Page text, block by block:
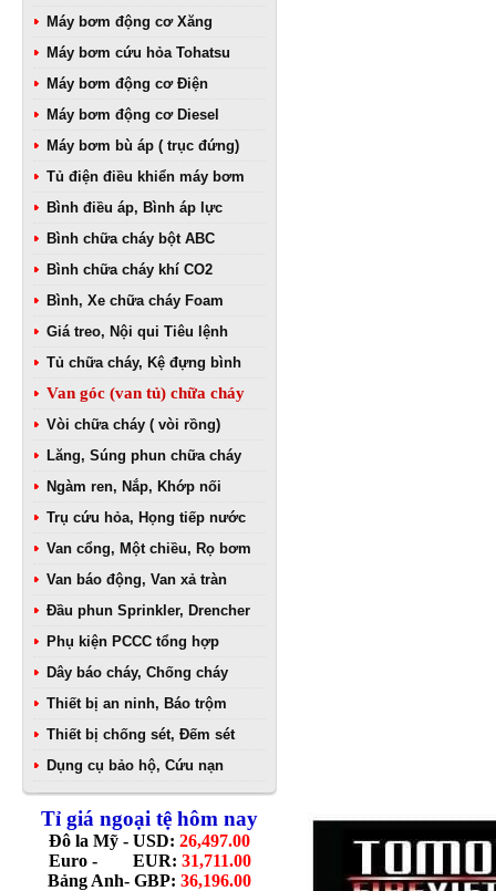
Máy bơm động cơ Xăng
Máy bơm cứu hỏa Tohatsu
Máy bơm động cơ Điện
Máy bơm động cơ Diesel
Máy bơm bù áp ( trục đứng)
Tủ điện điều khiển máy bơm
Bình điều áp, Bình áp lực
Bình chữa cháy bột ABC
Bình chữa cháy khí CO2
Bình, Xe chữa cháy Foam
Giá treo, Nội qui Tiêu lệnh
Tủ chữa cháy, Kệ đựng bình
Van góc (van tủ) chữa cháy
Vòi chữa cháy ( vòi rồng)
Lăng, Súng phun chữa cháy
Ngàm ren, Nắp, Khớp nối
Trụ cứu hỏa, Họng tiếp nước
Van cổng, Một chiều, Rọ bơm
Van báo động, Van xả tràn
Đầu phun Sprinkler, Drencher
Phụ kiện PCCC tổng hợp
Dây báo cháy, Chống cháy
Thiết bị an ninh, Báo trộm
Thiết bị chống sét, Đếm sét
Dụng cụ bảo hộ, Cứu nạn
Tỉ giá ngoại tệ hôm nay
Đô la Mỹ - USD: 26,497.00
Euro - EUR: 31,711.00
Bảng Anh- GBP: 36,196.00